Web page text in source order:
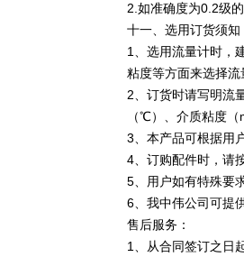
2.如准确度为0.2级
十一、选用订货须
1、选用流量计时，
粘度等方面来选择
2、订货时请写明流
（℃）、介质粘度
3、本产品可根据用
4、订购配件时，请
5、用户如有特殊要
6、我中伟公司可提
售后服务：
1、从合同签订之日